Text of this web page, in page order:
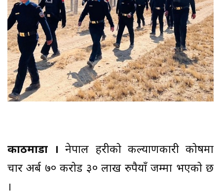
काठमाडौं । नेपाल प्रहरीको कल्याणकारी कोषमा
चार अर्ब ७० करोड ३० लाख रुपैयाँ जम्मा भएको छ
।